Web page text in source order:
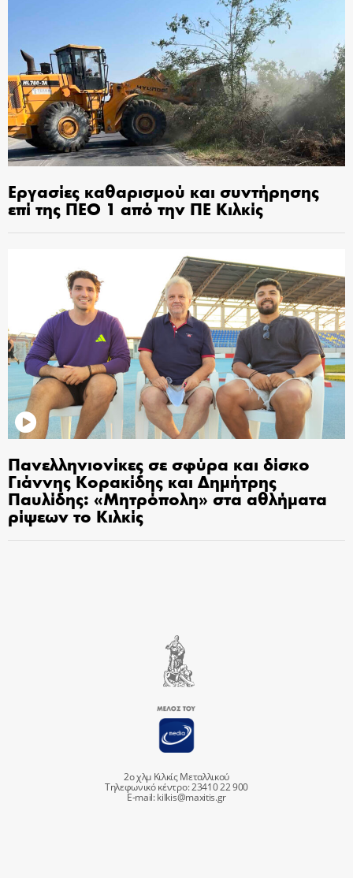
Εργασίες καθαρισμού και συντήρησης
επί της ΠΕΟ 1 από την ΠΕ Κιλκίς
Πανελληνιονίκες σε σφύρα και δίσκο
Γιάννης Κορακίδης και Δημήτρης
Παυλίδης: «Μητρόπολη» στα αθλήματα
ρίψεων το Κιλκίς
2ο χλμ Κιλκίς Μεταλλικού
Τηλεφωνικό κέντρο: 23410 22 900
E-mail:kilkis@maxitis.gr